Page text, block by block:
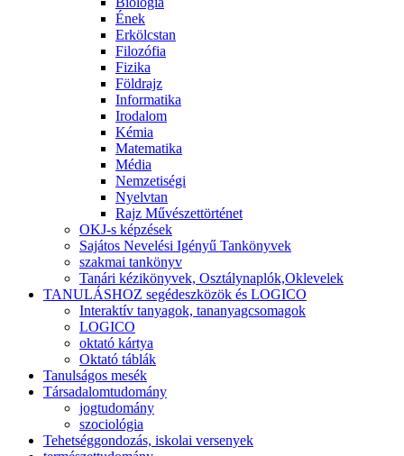
Ének
Erkölcstan
Filozófia
Fizika
Földrajz
Informatika
Irodalom
Kémia
Matematika
Média
Nemzetiségi
Nyelvtan
Rajz Művészettörténet
OKJ-s képzések
Sajátos Nevelési Igényű Tankönyvek
szakmai tankönyv
Tanári kézikönyvek, Osztálynaplók,Oklevelek
TANULÁSHOZ segédeszközök és LOGICO
Interaktív tanyagok, tananyagcsomagok
LOGICO
oktató kártya
Oktató táblák
Tanulságos mesék
Társadalomtudomány
jogtudomány
szociológia
Tehetséggondozás, iskolai versenyek